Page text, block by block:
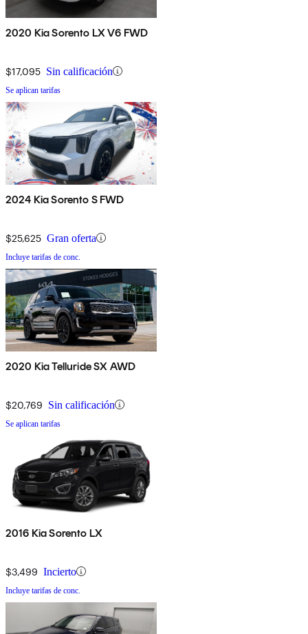
2020 Kia Sorento LX V6 FWD
$17,095 Sin calificación
Se aplican tarifas
2024 Kia Sorento S FWD
$25,625 Gran oferta
Incluye tarifas de conc.
2020 Kia Telluride SX AWD
$20,769 Sin calificación
Se aplican tarifas
2016 Kia Sorento LX
$3,499 Incierto
Incluye tarifas de conc.